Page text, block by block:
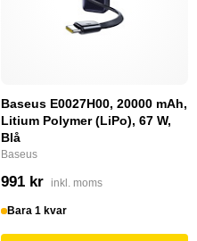
Baseus E0027H00, 20000 mAh,
Litium Polymer (LiPo), 67 W,
Blå
Baseus
991 kr inkl. moms
Bara 1 kvar